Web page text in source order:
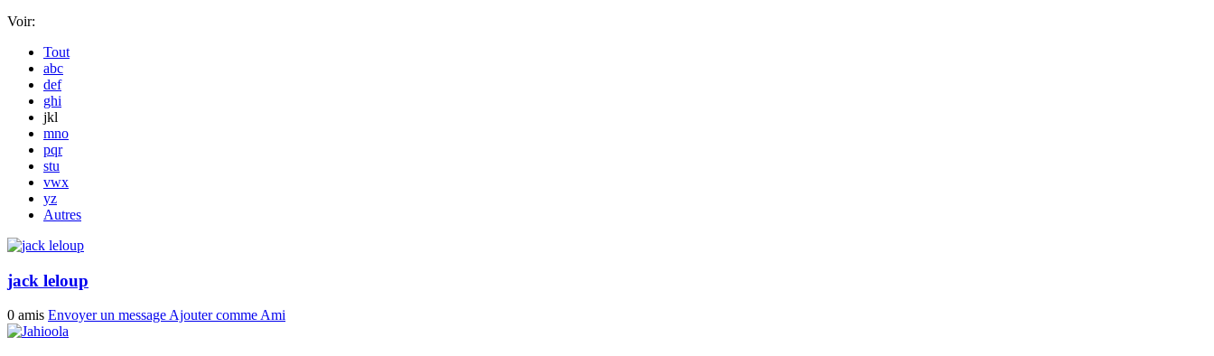
Voir:
Tout
abc
def
ghi
jkl
mno
pqr
stu
vwx
yz
Autres
jack leloup
0 amis Envoyer un message Ajouter comme Ami